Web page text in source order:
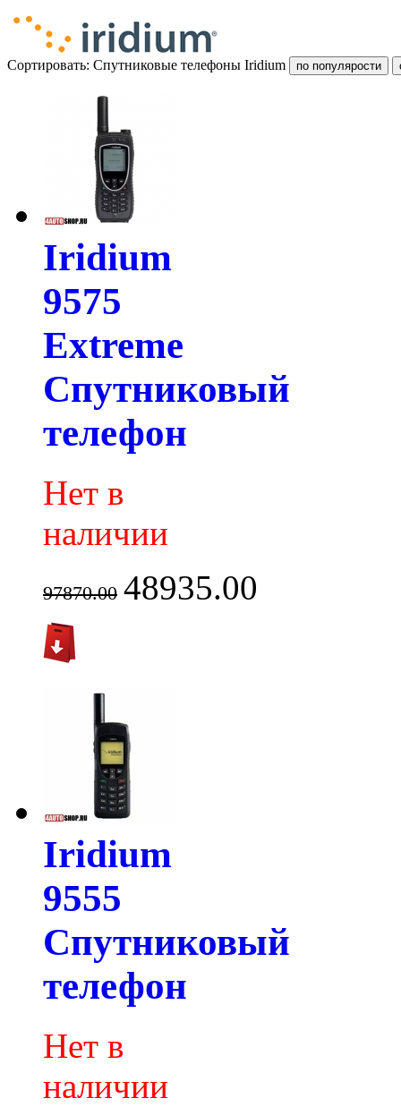
Сортировать: Спутниковые телефоны Iridium
Iridium
9575
Extreme
Спутниковый
телефон
Нет в
наличии
97870.00 48935.00
Iridium
9555
Спутниковый
телефон
Нет в
наличии